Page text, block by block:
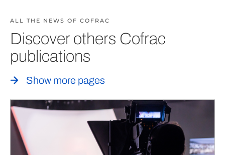
ALL THE NEWS OF COFRAC
Discover others Cofrac
publications
Show more pages